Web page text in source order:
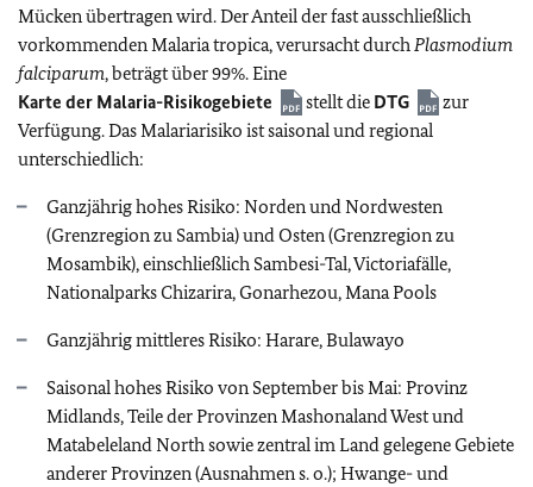
Mücken übertragen wird.Der Anteil der fast ausschließlich
vorkommenden Malaria tropica, verursacht durchPlasmodium
falciparum, beträgt über 99%. Eine
Karte der Malaria-Risikogebiete
stellt die DTG
zur
Verfügung. Das Malariarisiko ist saisonal und regional
unterschiedlich:
Ganzjährig hohes Risiko: Norden und Nordwesten
(Grenzregion zu Sambia) und Osten (Grenzregion zu
Mosambik), einschließlich Sambesi-Tal, Victoriafälle,
Nationalparks Chizarira, Gonarhezou, Mana Pools
Ganzjährig mittleres Risiko: Harare, Bulawayo
Saisonal hohes Risiko von September bis Mai: Provinz
Midlands, Teile der Provinzen Mashonaland West und
Matabeleland North sowie zentral im Land gelegene Gebiete
anderer Provinzen (Ausnahmen s. o.); Hwange- und